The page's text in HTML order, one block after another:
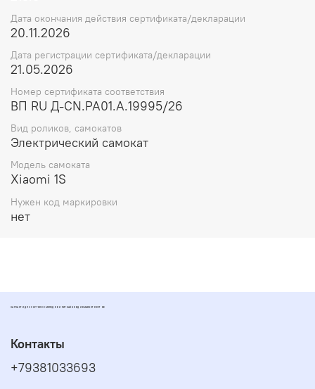
Дата окончания действия сертификата/декларации
20.11.2026
Дата регистрации сертификата/декларации
21.05.2026
Номер сертификата соответствия
ВП RU Д-CN.РА01.А.19995/26
Вид роликов, самокатов
Электрический самокат
Модель самоката
Xiaomi 1S
Нужен код маркировки
нет
ЗАПЧАСТИ ДЛЯ СКУТЕРОВ МОПЕДОВ И ПИТБАЙКОВ ДИОМАРКЕТ РОСТОВ
Контакты
+79381033693